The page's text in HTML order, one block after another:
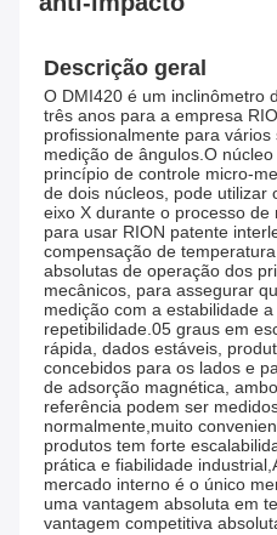
Descrição geral
O DMI420 é um inclinômetro
três anos para a empresa
profissionalmente para
medição de ângulos.O
princípio de controle micro-
de dois núcleos, pode utilizar
eixo X durante o processo
para usar RION patente
compensação de
absolutas de operação dos
mecânicos, para assegurar
medição com a estabilidade
repetibilidade.05 graus em
rápida, dados estáveis,
concebidos para os lados e
de adsorção magnética,
referência podem ser
normalmente,muito
produtos tem forte
prática e fiabilidade
mercado interno é o único
uma vantagem absoluta em
vantagem competitiva